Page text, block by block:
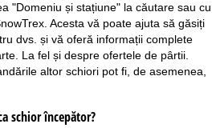
"Domeniu și stațiune" la căutare sau cu
Acesta vă poate ajuta să găsiți
dvs. și vă oferă informații complete
La fel și despre ofertele de pârtii.
altor schiori pot fi, de asemenea,
schior începător?